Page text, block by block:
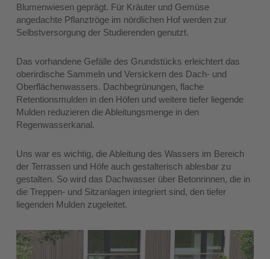
Blumenwiesen geprägt. Für Kräuter und Gemüse
angedachte Pflanztröge im nördlichen Hof werden zur
Selbstversorgung der Studierenden genutzt.
Das vorhandene Gefälle des Grundstücks erleichtert das
oberirdische Sammeln und Versickern des Dach- und
Oberflächenwassers. Dachbegrünungen, flache
Retentionsmulden in den Höfen und weitere tiefer liegende
Mulden reduzieren die Ableitungsmenge in den
Regenwasserkanal.
Uns war es wichtig, die Ableitung des Wassers im Bereich
der Terrassen und Höfe auch gestalterisch ablesbar zu
gestalten. So wird das Dachwasser über Betonrinnen, die in
die Treppen- und Sitzanlagen integriert sind, den tiefer
liegenden Mulden zugeleitet.